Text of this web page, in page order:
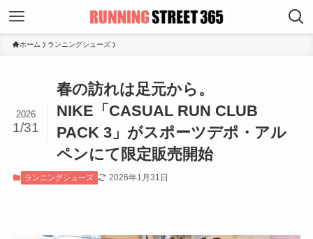
ホーム ランニングシューズ
春の訪れは足元から。
NIKE「CASUAL RUN CLUB
PACK 3」がスポーツデポ・アル
ペンにて限定販売開始
2026
1/31
ランニングシューズ 2026年1月31日